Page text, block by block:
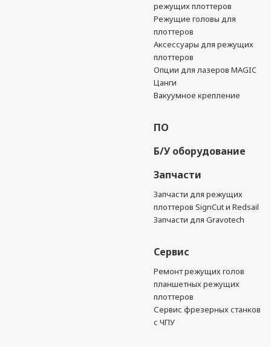
режущих плоттеров
Режущие головы для
плоттеров
Аксессуары для режущих
плоттеров
Опции для лазеров MAGIC
Цанги
Вакуумное крепление
ПО
Б/У оборудование
Запчасти
Запчасти для режущих
плоттеров SignCut и Redsail
Запчасти для Gravotech
Сервис
Ремонт режущих голов
планшетных режущих
плоттеров
Сервис фрезерных станков
с ЧПУ